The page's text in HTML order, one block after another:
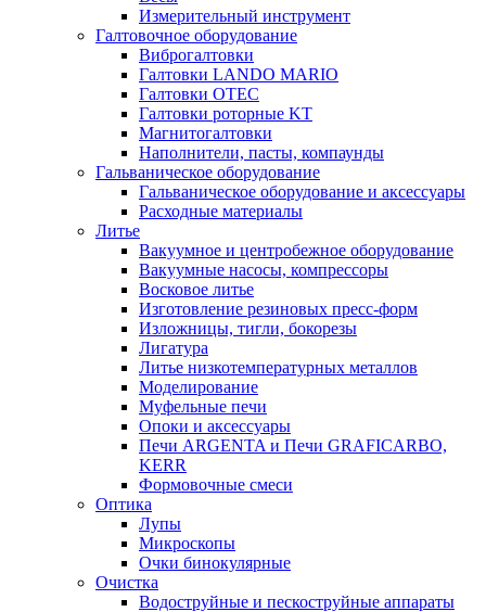
Измерительный инструмент
Галтовочное оборудование
Виброгалтовки
Галтовки LANDO MARIO
Галтовки OTEC
Галтовки роторные KT
Магнитогалтовки
Наполнители, пасты, компаунды
Гальваническое оборудование
Гальваническое оборудование и аксессуары
Расходные материалы
Литье
Вакуумное и центробежное оборудование
Вакуумные насосы, компрессоры
Восковое литье
Изготовление резиновых пресс-форм
Изложницы, тигли, бокорезы
Лигатура
Литье низкотемпературных металлов
Моделирование
Муфельные печи
Опоки и аксессуары
Печи ARGENTA и Печи GRAFICARBO,
KERR
Формовочные смеси
Оптика
Лупы
Микроскопы
Очки бинокулярные
Очистка
Водоструйные и пескоструйные аппараты